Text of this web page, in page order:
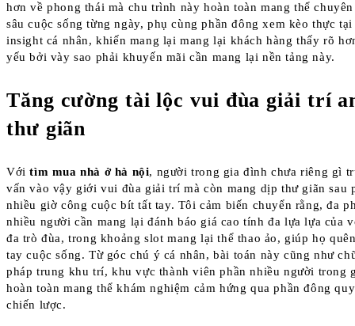
hơn về phong thái mà chu trình này hoàn toàn mang thể
sâu cuộc sống từng ngày, phụ cùng phần đông xem kèo thực tại
insight cá nhân, khiến mang lại mang lại khách hàng thấy rõ
yếu bởi vày sao phải khuyến mãi cần mang lại nền tảng này.
Tăng cường tài lộc vui đùa giải trí
thư giãn
Vớitìm mua nhà ở hà nội, người trong gia đình chưa riêng gì
vấn vào vậy giới vui đùa giải trí mà còn mang dịp thư giãn sau
nhiều giờ công cuộc bít tất tay. Tôi cảm biến chuyển rằng, đa
nhiều người cần mang lại đánh báo giá cao tính đa lựa lựa của
đa trò đùa, trong khoảng slot mang lại thể thao ảo, giúp họ
tay cuộc sống. Từ góc chú ý cá nhân, bài toán này cũng như
pháp trung khu trí, khu vực thành viên phần nhiều người trong
hoàn toàn mang thể khám nghiệm cảm hứng qua phần đông
chiến lược.